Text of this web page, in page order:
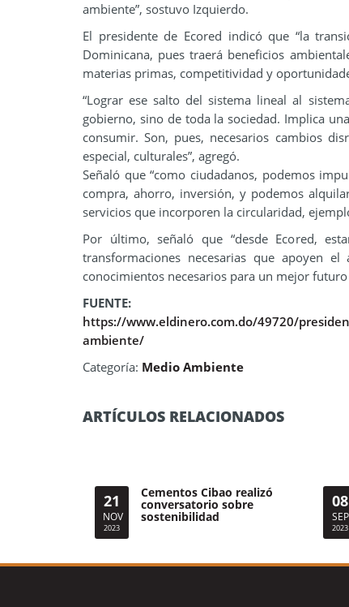
ambiente”, sostuvo Izquierdo.
El presidente de Ecored indicó que “la
Dominicana, pues traerá beneficios
materias primas, competitividad y
“Lograr ese salto del sistema lineal al
gobierno, sino de toda la sociedad. Implica
consumir. Son, pues, necesarios cambios
especial, culturales”, agregó.
Señaló que “como ciudadanos, podemos
compra, ahorro, inversión, y podemos
servicios que incorporen la circularidad,
Por último, señaló que “desde Ecored,
transformaciones necesarias que apoyen
conocimientos necesarios para un mejor
FUENTE:
https://www.eldinero.com.do/49720/
ambiente/
Categoría: Medio Ambiente
ARTÍCULOS RELACIONADOS
21
NOV
2023
Cementos Cibao realizó
conversatorio sobre
sostenibilidad
08
SEP
2023